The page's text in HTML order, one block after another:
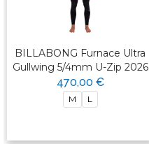
BILLABONG Furnace Ultra
Gullwing 5/4mm U-Zip 2026
470,00 €
M L